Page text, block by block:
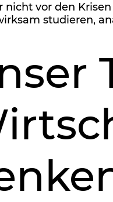
nicht vor den
studieren,